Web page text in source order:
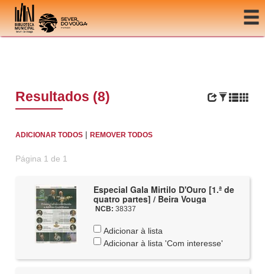
Ir para o conteúdo
Resultados (8)
ADICIONAR TODOS |REMOVER TODOS
Página 1 de 1
Especial Gala Mirtilo D'Ouro [1.ª de
quatro partes] / Beira Vouga
NCB: 38337
Adicionar à lista
Adicionar à lista 'Com interesse'